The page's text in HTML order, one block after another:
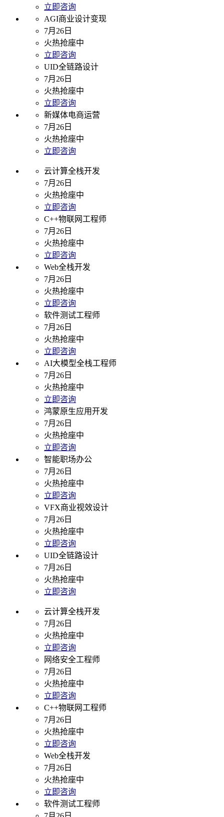
立即咨询
AGI商业设计变现
7月26日
火热抢座中
立即咨询
UID全链路设计
7月26日
火热抢座中
立即咨询
新媒体电商运营
7月26日
火热抢座中
立即咨询
云计算全栈开发
7月26日
火热抢座中
立即咨询
C++物联网工程师
7月26日
火热抢座中
立即咨询
Web全栈开发
7月26日
火热抢座中
立即咨询
软件测试工程师
7月26日
火热抢座中
立即咨询
AI大模型全栈工程师
7月26日
火热抢座中
立即咨询
鸿蒙原生应用开发
7月26日
火热抢座中
立即咨询
智能职场办公
7月26日
火热抢座中
立即咨询
VFX商业视效设计
7月26日
火热抢座中
立即咨询
UID全链路设计
7月26日
火热抢座中
立即咨询
云计算全栈开发
7月26日
火热抢座中
立即咨询
网络安全工程师
7月26日
火热抢座中
立即咨询
C++物联网工程师
7月26日
火热抢座中
立即咨询
Web全栈开发
7月26日
火热抢座中
立即咨询
软件测试工程师